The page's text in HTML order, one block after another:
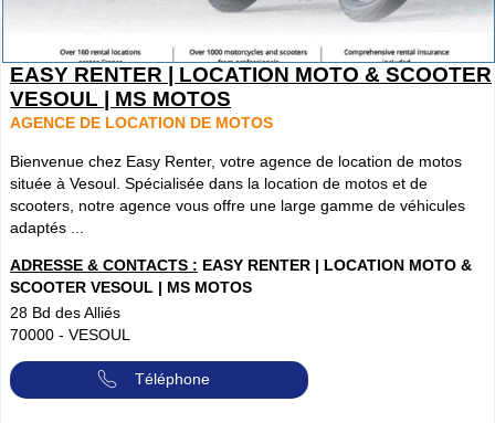
EASY RENTER | LOCATION MOTO & SCOOTER
VESOUL | MS MOTOS
AGENCE DE LOCATION DE MOTOS
Bienvenue chez Easy Renter, votre agence de location de motos
située à Vesoul. Spécialisée dans la location de motos et de
scooters, notre agence vous offre une large gamme de véhicules
adaptés ...
ADRESSE & CONTACTS : EASY RENTER | LOCATION MOTO &
SCOOTER VESOUL | MS MOTOS
28 Bd des Alliés
70000 - VESOUL
Téléphone